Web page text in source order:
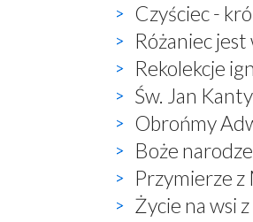
Czyściec -
Różaniec
Rekolekcje
Św. Jan
Obrońmy
Boże
Przymierze z
Życie na wsi